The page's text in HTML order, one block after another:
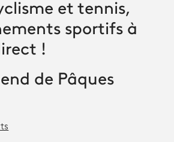
à une émission
et tennis,
sportifs à
!
de Pâques